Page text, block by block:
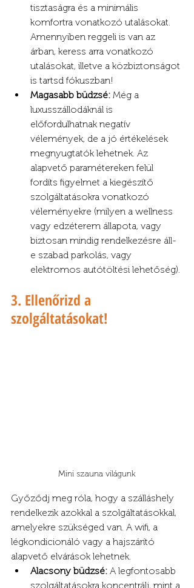
tisztaságra és a minimális
komfortra vonatkozó utalásokat.
Amennyiben reggeli is van az
árban, keress arra vonatkozó
utalásokat, illetve a közbiztonságot
is tartsd fókuszban!
Magasabb büdzsé: Még a
luxusszállodáknál is
előfordulhatnak negatív
vélemények, de a jó értékelések
megnyugtatók lehetnek. Az
alapvető paramétereken felül
fordíts figyelmet a kiegészítő
szolgáltatásokra vonatkozó
véleményekre (milyen a wellness
vagy edzéterem állapota, vagy
biztosan mindig rendelkezésre áll-
e szabad parkolás, vagy
elektromos autótöltési lehetőség).
3. Ellenőrizd a
szolgáltatásokat!
Mini szauna világunk
Győződj meg róla, hogy a szálláshely
rendelkezik azokkal a szolgáltatásokkal,
amelyekre szükséged van. A wifi, a
légkondicionáló vagy a hajszárító
alapvető elvárások lehetnek.
Alacsony büdzsé: A legfontosabb
szolgáltatásokra koncentrálj, mint a